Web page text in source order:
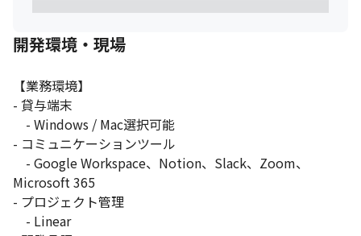
開発環境・現場
【業務環境】
- 貸与端末
- コミュニケーションツール
Microsoft 365
- プロジェクト管理